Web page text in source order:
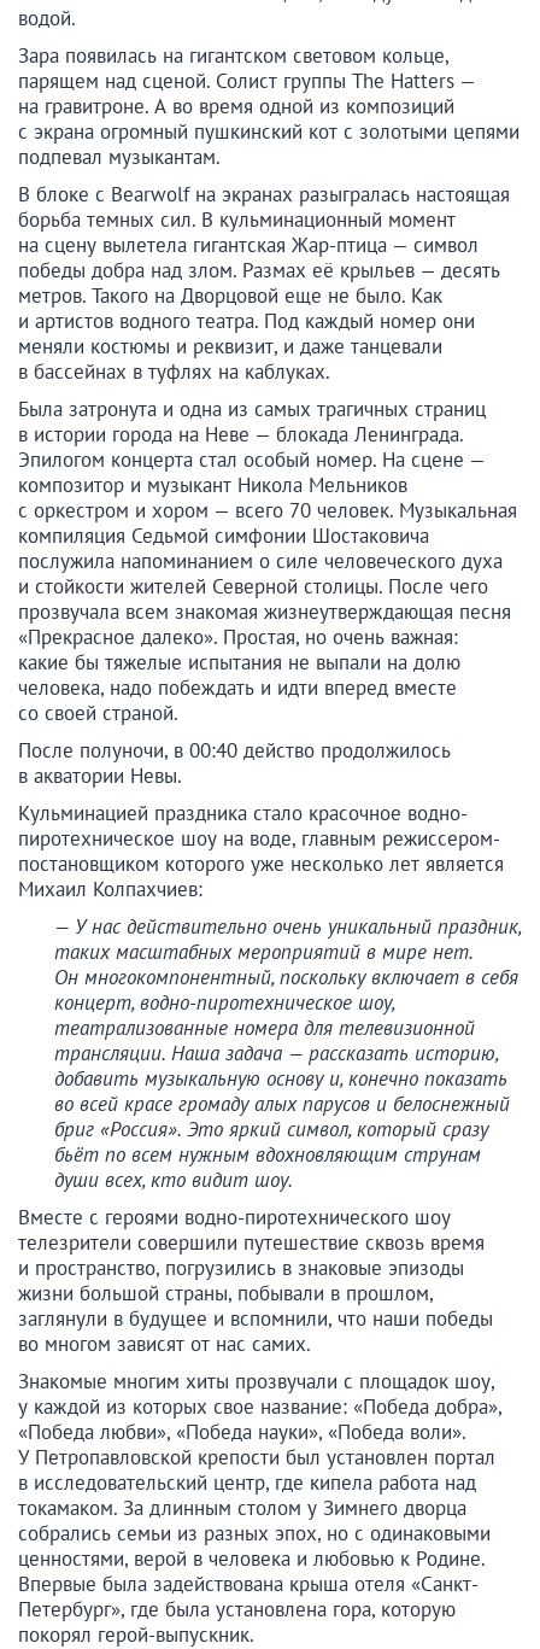
водой.
Зара появилась на гигантском световом кольце,
парящем над сценой. Солист группы The Hatters —
на гравитроне. А во время одной из композиций
с экрана огромный пушкинский кот с золотыми цепями
подпевал музыкантам.
В блоке с Bearwolf на экранах разыгралась настоящая
борьба темных сил. В кульминационный момент
на сцену вылетела гигантская Жар-птица — символ
победы добра над злом. Размах её крыльев — десять
метров. Такого на Дворцовой еще не было. Как
и артистов водного театра. Под каждый номер они
меняли костюмы и реквизит, и даже танцевали
в бассейнах в туфлях на каблуках.
Была затронута и одна из самых трагичных страниц
в истории города на Неве — блокада Ленинграда.
Эпилогом концерта стал особый номер. На сцене —
композитор и музыкант Никола Мельников
с оркестром и хором — всего 70 человек. Музыкальная
компиляция Седьмой симфонии Шостаковича
послужила напоминанием о силе человеческого духа
и стойкости жителей Северной столицы. После чего
прозвучала всем знакомая жизнеутверждающая песня
«Прекрасное далеко». Простая, но очень важная:
какие бы тяжелые испытания не выпали на долю
человека, надо побеждать и идти вперед вместе
со своей страной.
После полуночи, в 00:40 действо продолжилось
в акватории Невы.
Кульминацией праздника стало красочное водно-
пиротехническое шоу на воде, главным режиссером-
постановщиком которого уже несколько лет является
Михаил Колпахчиев:
— У нас действительно очень уникальный праздник,
таких масштабных мероприятий в мире нет.
Он многокомпонентный, поскольку включает в себя
концерт, водно-пиротехническое шоу,
театрализованные номера для телевизионной
трансляции. Наша задача — рассказать историю,
добавить музыкальную основу и, конечно показать
во всей красе громаду алых парусов и белоснежный
бриг «Россия». Это яркий символ, который сразу
бьёт по всем нужным вдохновляющим струнам
души всех, кто видит шоу.
Вместе с героями водно-пиротехнического шоу
телезрители совершили путешествие сквозь время
и пространство, погрузились в знаковые эпизоды
жизни большой страны, побывали в прошлом,
заглянули в будущее и вспомнили, что наши победы
во многом зависят от нас самих.
Знакомые многим хиты прозвучали с площадок шоу,
у каждой из которых свое название: «Победа добра»,
«Победа любви», «Победа науки», «Победа воли».
У Петропавловской крепости был установлен портал
в исследовательский центр, где кипела работа над
токамаком. За длинным столом у Зимнего дворца
собрались семьи из разных эпох, но с одинаковыми
ценностями, верой в человека и любовью к Родине.
Впервые была задействована крыша отеля «Санкт-
Петербург», где была установлена гора, которую
покорял герой-выпускник.